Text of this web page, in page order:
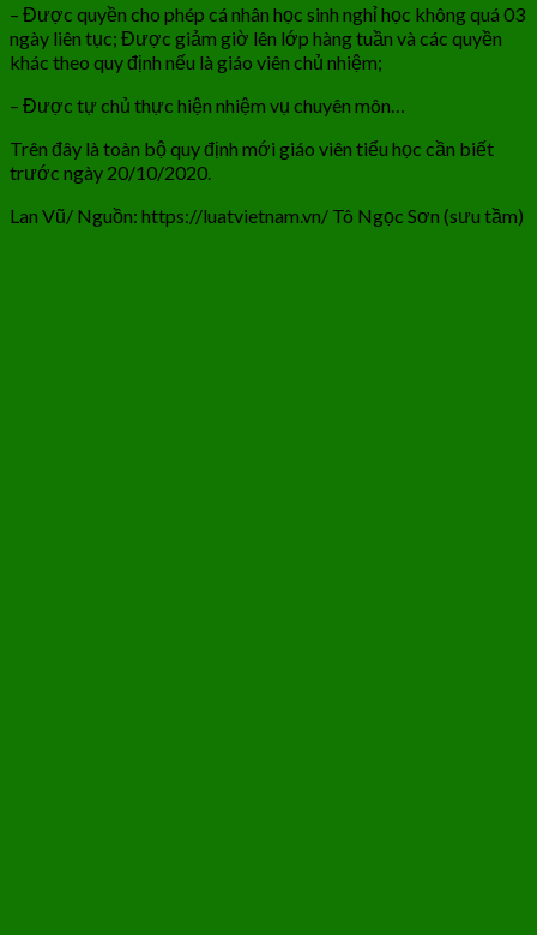
– Được quyền cho phép cá nhân học sinh nghỉ học không quá 03
ngày liên tục; Được giảm giờ lên lớp hàng tuần và các quyền
khác theo quy định nếu là giáo viên chủ nhiệm;
– Được tự chủ thực hiện nhiệm vụ chuyên môn…
Trên đây là toàn bộ quy định mới giáo viên tiểu học cần biết
trước ngày 20/10/2020.
Lan Vũ/ Nguồn: https://luatvietnam.vn/ Tô Ngọc Sơn (sưu tầm)